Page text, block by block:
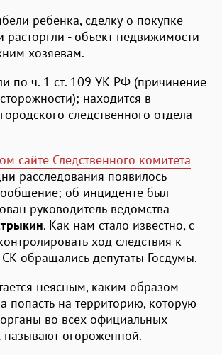
ребенка, сделку о покупке
расторгли - объект недвижимости
хозяевам.
по ч. 1 ст. 109 УК РФ (причинение
находится в
следственного отдела
сайте Следственного комитета
расследования появилось
об инциденте был
руководитель ведомства
. Как нам стало известно, с
ход следствия к
обращались депутаты Госдумы.
неясным, каким образом
попасть на территорию, которую
во всех официальных
огороженной.